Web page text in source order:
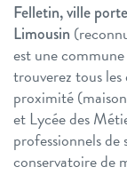
Felletin, ville
Limousin
est une
trouverez tous
proximité
et Lycée des
professionnels
conservatoire de